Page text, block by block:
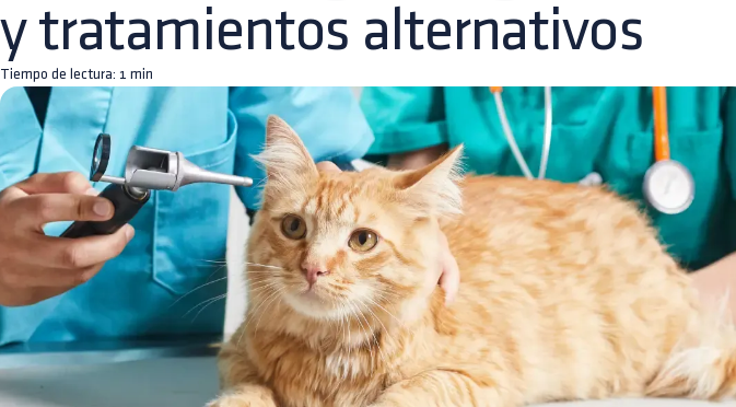
y tratamientos alternativos
Tiempo de lectura: 1 min